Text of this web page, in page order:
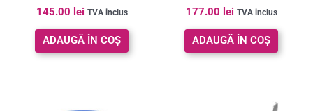
Evaluat la
5.00
din 5
145.00 lei TVA inclus
ADAUGĂ ÎN COȘ
Evaluat la
5.00
din 5
177.00 lei TVA inclus
ADAUGĂ ÎN COȘ